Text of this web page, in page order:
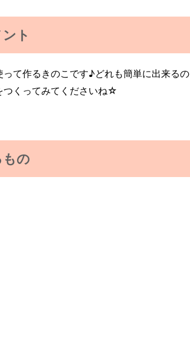
ト
て作るきのこです♪どれも簡単に出来るの
つくってみてくださいね☆
の